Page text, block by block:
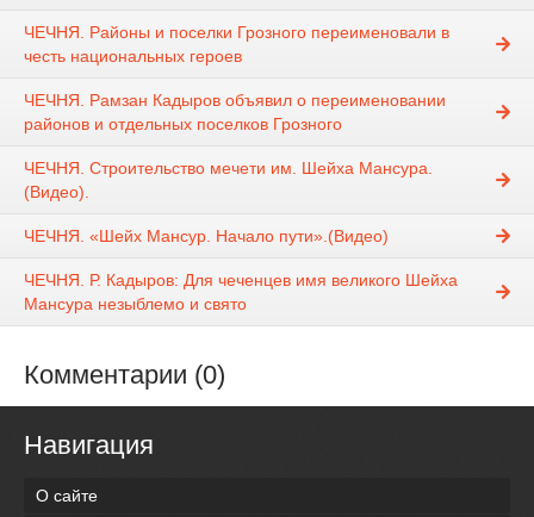
ЧЕЧНЯ. Районы и поселки Грозного переименовали в
честь национальных героев
ЧЕЧНЯ. Рамзан Кадыров объявил о переименовании
районов и отдельных поселков Грозного
ЧЕЧНЯ. Строительство мечети им. Шейха Мансура.
(Видео).
ЧЕЧНЯ. «Шейх Мансур. Начало пути».(Видео)
ЧЕЧНЯ. Р. Кадыров: Для чеченцев имя великого Шейха
Мансура незыблемо и свято
Комментарии (0)
Навигация
О сайте